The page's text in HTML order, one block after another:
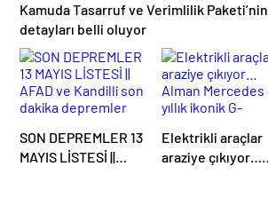
Kamuda Tasarruf ve Verimlilik Paketi’nin
detayları belli oluyor
SON DEPREMLER 13
MAYIS LİSTESİ ||
Elektrikli araçlar
araziye çıkıyor…